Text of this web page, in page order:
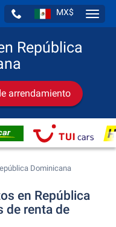
MX$
República
arrendamiento
Dominicana
en República
de renta de